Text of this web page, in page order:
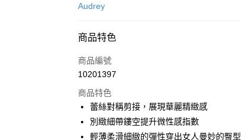
信用卡一次付款
Apple Pay
悠遊付
Google Pay
Audrey
商品特色
商品編號
10201397
商品特色
蕾絲對稱剪接，展現華麗精緻感
別緻細帶鏤空提升微性感指數
輕薄柔滑細緻的彈性穿出女人曼妙的臀型